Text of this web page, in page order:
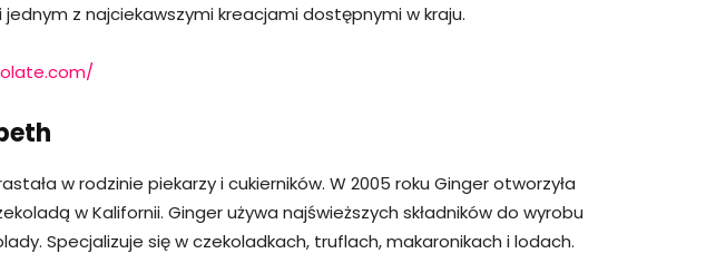
jednym z najciekawszymi kreacjami dostępnymi w kraju.
w rodzinie piekarzy i cukierników. W 2005 roku Ginger otworzyła
w Kalifornii. Ginger używa najświeższych składników do wyrobu
Specjalizuje się w czekoladkach, truflach, makaronikach i lodach.